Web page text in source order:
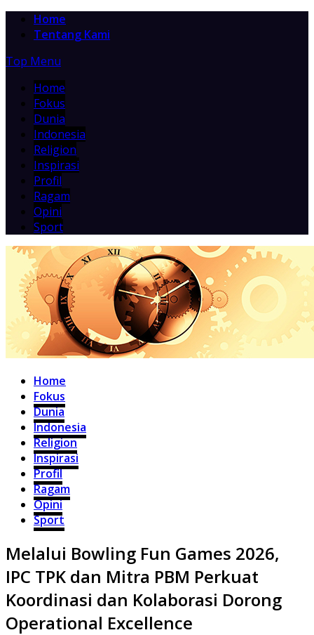
Home
Tentang Kami
Top Menu
Home
Fokus
Dunia
Indonesia
Religion
Inspirasi
Profil
Ragam
Opini
Sport
Home
Fokus
Dunia
Indonesia
Religion
Inspirasi
Profil
Ragam
Opini
Sport
Melalui Bowling Fun Games 2026,
IPC TPK dan Mitra PBM Perkuat
Koordinasi dan Kolaborasi Dorong
Operational Excellence